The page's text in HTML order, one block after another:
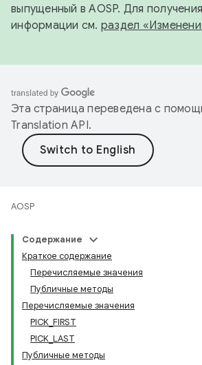
выпущенный в AOSP. Для
информации см. раздел
Эта страница переведена с
Translation API.
AOSP
Содержание
Краткое содержание
Перечисляемые значения
Публичные методы
Перечисляемые значения
PICK_FIRST
PICK_LAST
Публичные методы